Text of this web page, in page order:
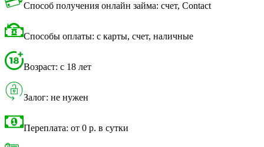
Способ получения онлайн займа: счет, Contact
Способы оплаты: с карты, счет, наличные
Возраст: с 18 лет
Залог: не нужен
Переплата: от 0 р. в сутки